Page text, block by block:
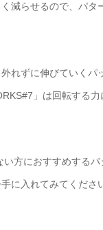
減らせるので、パ
れずに伸びていく
」は回転する
方におすすめする
に入れてみてくださ